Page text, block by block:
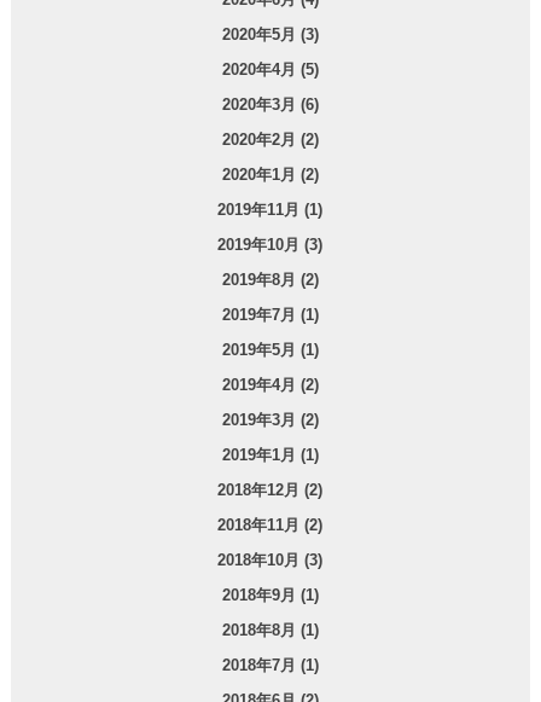
2020年5月 (3)
2020年4月 (5)
2020年3月 (6)
2020年2月 (2)
2020年1月 (2)
2019年11月 (1)
2019年10月 (3)
2019年8月 (2)
2019年7月 (1)
2019年5月 (1)
2019年4月 (2)
2019年3月 (2)
2019年1月 (1)
2018年12月 (2)
2018年11月 (2)
2018年10月 (3)
2018年9月 (1)
2018年8月 (1)
2018年7月 (1)